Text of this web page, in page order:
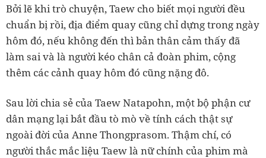
Bởi lẽ khi trò chuyện, Taew cho biết mọi người đều
chuẩn bị rồi, địa điểm quay cũng chỉ dựng trong ngày
hôm đó, nếu không đến thì bản thân cảm thấy đã
làm sai và là người kéo chân cả đoàn phim, cộng
thêm các cảnh quay hôm đó cũng nặng đô.
Sau lời chia sẻ của Taew Natapohn, một bộ phận cư
dân mạng lại bắt đầu tò mò về tính cách thật sự
ngoài đời của Anne Thongprasom. Thậm chí, có
người thắc mắc liệu Taew là nữ chính của phim mà